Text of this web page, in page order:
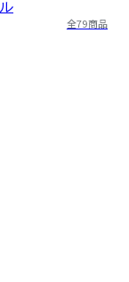
全79商品